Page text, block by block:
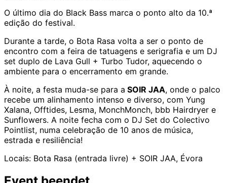
O último dia do Black Bass marca o ponto alto da 10.ª
edição do festival.
Durante a tarde, o Bota Rasa volta a ser o ponto de
encontro com a feira de tatuagens e serigrafia e um DJ
set duplo de Lava Gull + Turbo Tudor, aquecendo o
ambiente para o encerramento em grande.
À noite, a festa muda-se para a SOIR JAA, onde o palco
recebe um alinhamento intenso e diverso, com Yung
Xalana, Offtides, Lesma, MonchMonch, bbb Hairdryer e
Sunflowers. A noite fecha com o DJ Set do Colectivo
Pointlist, numa celebração de 10 anos de música,
estrada e resiliência!
Locais: Bota Rasa (entrada livre) + SOIR JAA, Évora